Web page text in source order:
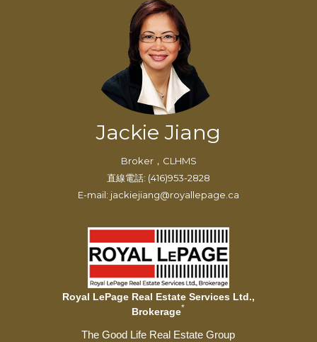
Jackie Jiang
Broker，CLHMS
直線電話: (416)953-2828
E-mail: jackiejiang@royallepage.ca
Royal LePage Real Estate Services Ltd.,
Brokerage*